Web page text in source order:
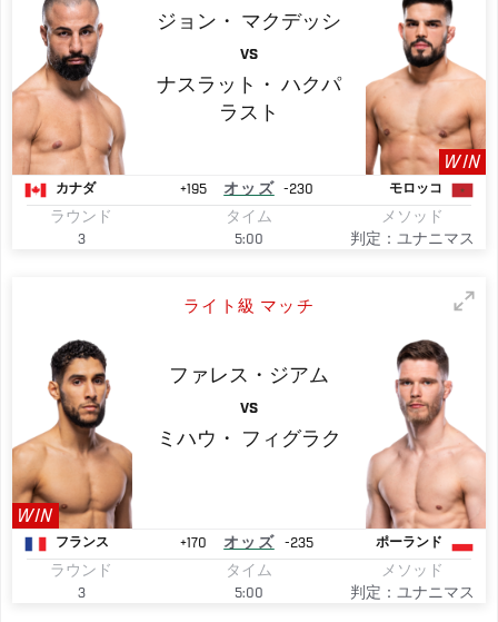
ジョン・ マクデッシ
VS
ナスラット・
ハクパ
ラスト
WIN
カナダ +195 オッズ -230 モロッコ
ラウンド
3
タイム
5:00
メソッド
判定：ユナニマス
ライト級 マッチ
WIN
ファレス・ジアム
VS
ミハウ・ フィグラク
フランス +170 オッズ -235 ポーランド
ラウンド
3
タイム
5:00
メソッド
判定：ユナニマス